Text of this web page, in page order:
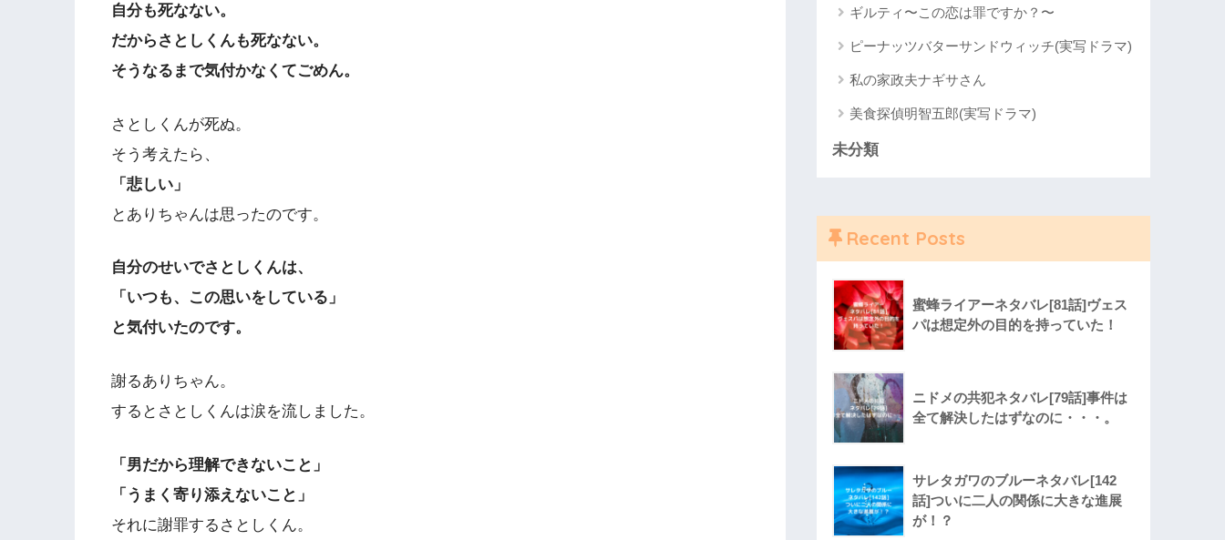
自分も死なない。
だからさとしくんも死なない。
そうなるまで気付かなくてごめん。
さとしくんが死ぬ。
そう考えたら、
「悲しい」
とありちゃんは思ったのです。
自分のせいでさとしくんは、
「いつも、この思いをしている」
と気付いたのです。
謝るありちゃん。
するとさとしくんは涙を流しました。
「男だから理解できないこと」
「うまく寄り添えないこと」
それに謝罪するさとしくん。
ギルティ〜この恋は罪ですか？〜
ピーナッツバターサンドウィッチ(実写ドラマ)
私の家政夫ナギサさん
美食探偵明智五郎(実写ドラマ)
未分類
Recent Posts
蜜蜂ライアーネタバレ[81話]ヴェス
パは想定外の目的を持っていた！
ニドメの共犯ネタバレ[79話]事件は
全て解決したはずなのに・・・。
サレタガワのブルーネタバレ[142
話]ついに二人の関係に大きな進展
が！？